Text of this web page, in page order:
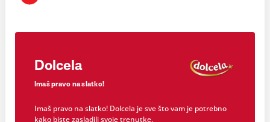
Dolcela
Imaš pravo na slatko!
Imaš pravo na slatko! Dolcela je sve što vam je potrebno
kako biste zasladili svoje trenutke.